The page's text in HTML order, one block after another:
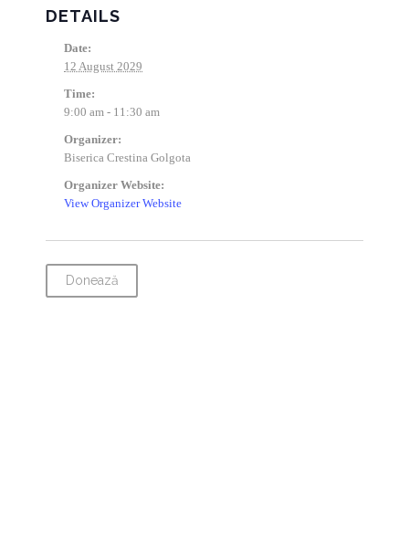
DETAILS
Date:
12 August 2029
Time:
9:00 am - 11:30 am
Organizer:
Biserica Crestina Golgota
Organizer Website:
View Organizer Website
Donează